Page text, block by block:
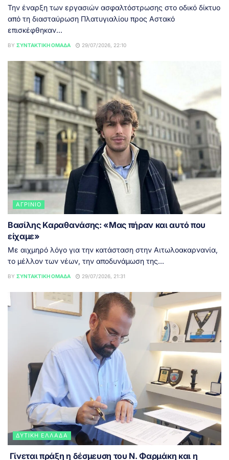
Την έναρξη των εργασιών ασφαλτόστρωσης στο οδικό δίκτυο
από τη διασταύρωση Πλατυγιαλίου προς Αστακό
επισκέφθηκαν...
BY ΣΥΝΤΑΚΤΙΚΉ ΟΜΆΔΑ 29/07/2026, 22:10
ΑΓΡΊΝΙΟ
Βασίλης Καραθανάσης: «Μας πήραν και αυτό που
είχαμε»
Με αιχμηρό λόγο για την κατάσταση στην Αιτωλοακαρνανία,
το μέλλον των νέων, την αποδυνάμωση της...
BY ΣΥΝΤΑΚΤΙΚΉ ΟΜΆΔΑ 29/07/2026, 21:31
ΔΥΤΙΚΉ ΕΛΛΆΔΑ
Γίνεται πράξη η δέσμευση του Ν. Φαρμάκη και η